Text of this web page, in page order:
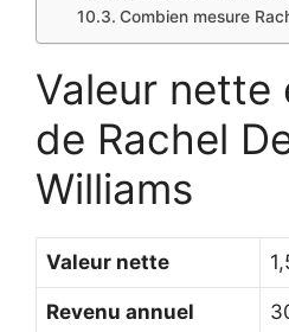
Combien mesure
Valeur nette
de Rachel
Williams
Valeur nette
Revenu annuel